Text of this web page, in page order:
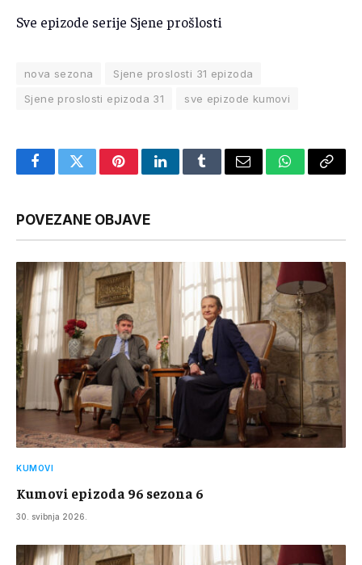
Sve epizode serije Sjene prošlosti
nova sezona
Sjene proslosti 31 epizoda
Sjene proslosti epizoda 31
sve epizode kumovi
FacebookTwitterPinterestLinkedInTumblrEmail WhatsApp
Copy
POVEZANE OBJAVE
KUMOVI
Kumovi epizoda 96 sezona 6
30. svibnja 2026.